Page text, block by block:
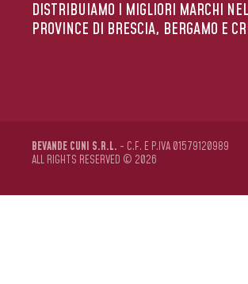
DISTRIBUIAMO I MIGLIORI MARCHI
PROVINCE DI BRESCIA, BERGAMO E
BEVANDE CUNI S.R.L. - C.F. E P.IVA 01579120989
ALL RIGHTS RESERVED © 2026